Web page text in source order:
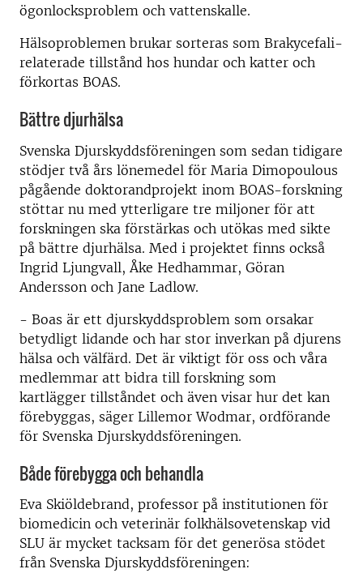
ögonlocksproblem och vattenskalle.
Hälsoproblemen brukar sorteras som Brakycefali-
relaterade tillstånd hos hundar och katter och
förkortas BOAS.
Bättre djurhälsa
Svenska Djurskyddsföreningen som sedan tidigare
stödjer två års lönemedel för Maria Dimopoulous
pågående doktorandprojekt inom BOAS-forskning
stöttar nu med ytterligare tre miljoner för att
forskningen ska förstärkas och utökas med sikte
på bättre djurhälsa. Med i projektet finns också
Ingrid Ljungvall, Åke Hedhammar, Göran
Andersson och Jane Ladlow.
- Boas är ett djurskyddsproblem som orsakar
betydligt lidande och har stor inverkan på djurens
hälsa och välfärd. Det är viktigt för oss och våra
medlemmar att bidra till forskning som
kartlägger tillståndet och även visar hur det kan
förebyggas, säger Lillemor Wodmar, ordförande
för Svenska Djurskyddsföreningen.
Både förebygga och behandla
Eva Skiöldebrand, professor på institutionen för
biomedicin och veterinär folkhälsovetenskap vid
SLU är mycket tacksam för det generösa stödet
från Svenska Djurskyddsföreningen: